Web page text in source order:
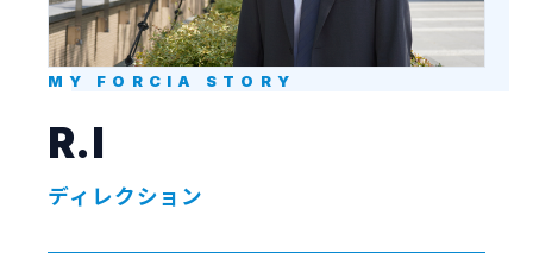
MY FORCIA STORY
R.I
ディレクション